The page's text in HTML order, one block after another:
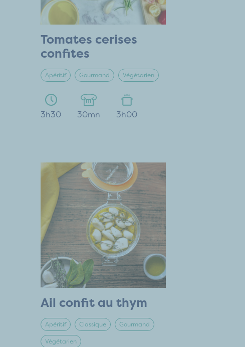
Tomates cerises
confites
Apéritif Gourmand Végétarien
3h30 30mn 3h00
Ail confit au thym
Apéritif Classique Gourmand
Végétarien